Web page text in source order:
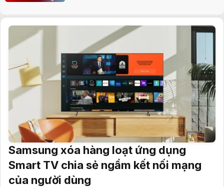
Samsung xóa hàng loạt ứng dụng
Smart TV chia sẻ ngầm kết nối mạng
của người dùng